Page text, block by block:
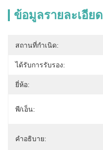
ข้อมูลรายละเอียด
สถานที่กำเนิด:
ได้รับการรับรอง:
ยี่ห้อ:
พี/เอ็น:
คำอธิบาย: